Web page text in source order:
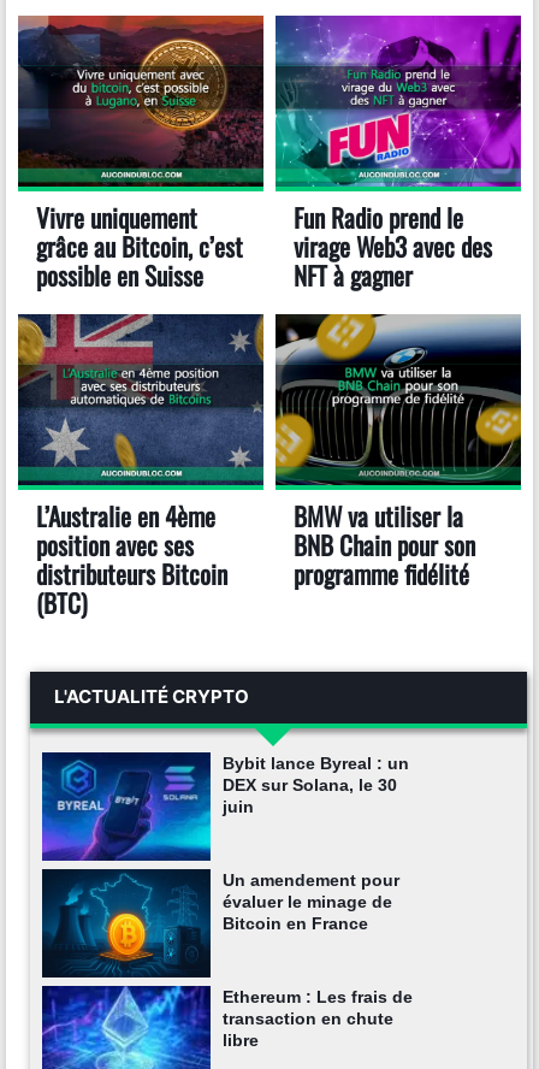
Vivre uniquement
grâce au Bitcoin, c’est
possible en Suisse
Fun Radio prend le
virage Web3 avec des
NFT à gagner
L’Australie en 4ème
position avec ses
distributeurs Bitcoin
(BTC)
BMW va utiliser la
BNB Chain pour son
programme fidélité
L'ACTUALITÉ CRYPTO
Bybit lance Byreal : un
DEX sur Solana, le 30
juin
Un amendement pour
évaluer le minage de
Bitcoin en France
Ethereum : Les frais de
transaction en chute
libre